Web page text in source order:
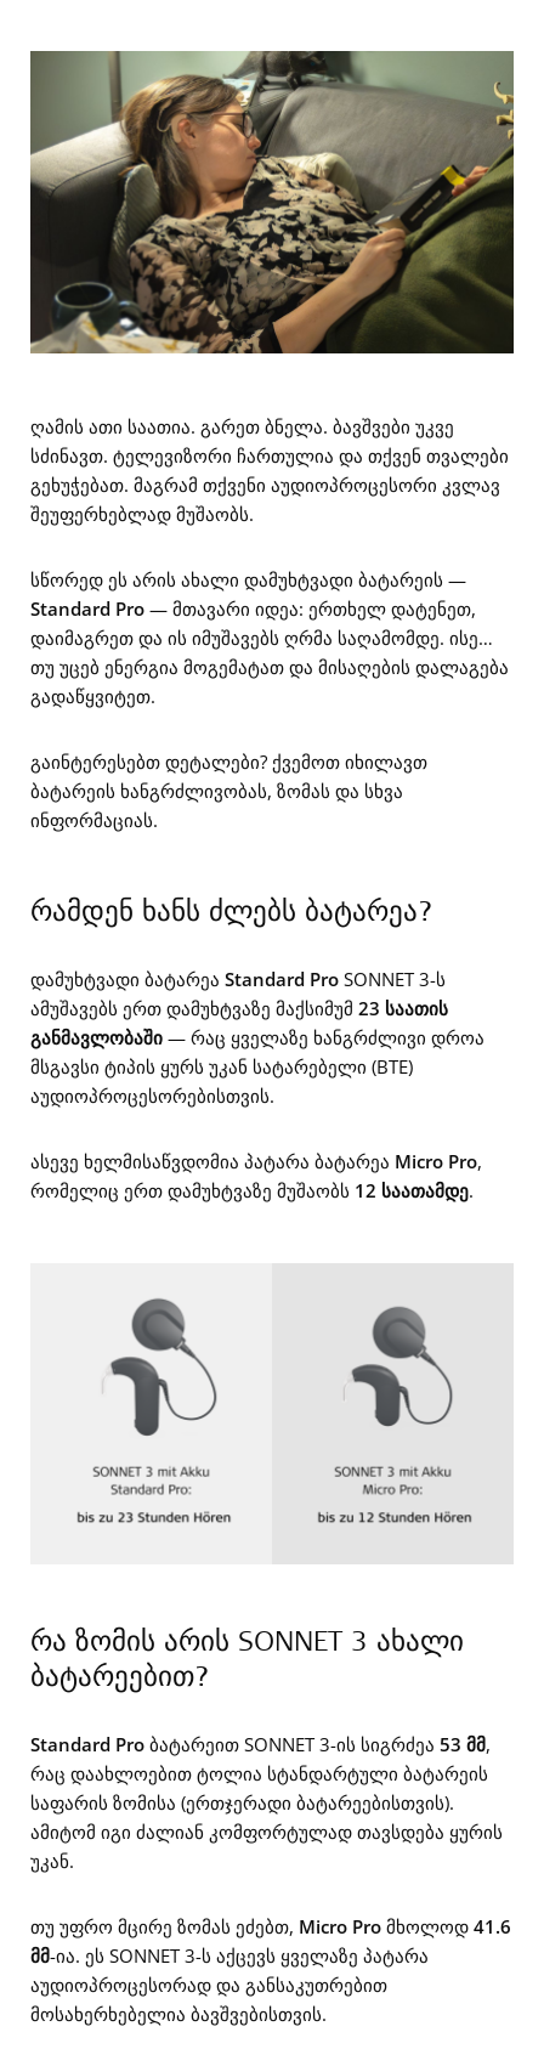
ღამის ათი საათია. გარეთ ბნელა. ბავშვები უკვე
სძინავთ. ტელევიზორი ჩართულია და თქვენ თვალები
გეხუჭებათ. მაგრამ თქვენი აუდიოპროცესორი კვლავ
შეუფერხებლად მუშაობს.
სწორედ ეს არის ახალი დამუხტვადი ბატარეის —
Standard Pro — მთავარი იდეა: ერთხელ დატენეთ,
დაიმაგრეთ და ის იმუშავებს ღრმა საღამომდე. ისე…
თუ უცებ ენერგია მოგემატათ და მისაღების დალაგება
გადაწყვიტეთ.
გაინტერესებთ დეტალები? ქვემოთ იხილავთ
ბატარეის ხანგრძლივობას, ზომას და სხვა
ინფორმაციას.
რამდენ ხანს ძლებს ბატარეა?
დამუხტვადი ბატარეა Standard Pro SONNET 3-ს
ამუშავებს ერთ დამუხტვაზე მაქსიმუმ 23 საათის
განმავლობაში — რაც ყველაზე ხანგრძლივი დროა
მსგავსი ტიპის ყურს უკან სატარებელი (BTE)
აუდიოპროცესორებისთვის.
ასევე ხელმისაწვდომია პატარა ბატარეა Micro Pro,
რომელიც ერთ დამუხტვაზე მუშაობს 12 საათამდე.
რა ზომის არის SONNET 3 ახალი
ბატარეებით?
Standard Pro ბატარეით SONNET 3-ის სიგრძეა 53 მმ,
რაც დაახლოებით ტოლია სტანდარტული ბატარეის
საფარის ზომისა (ერთჯერადი ბატარეებისთვის).
ამიტომ იგი ძალიან კომფორტულად თავსდება ყურის
უკან.
თუ უფრო მცირე ზომას ეძებთ, Micro Pro მხოლოდ 41.6
მმ-ია. ეს SONNET 3-ს აქცევს ყველაზე პატარა
აუდიოპროცესორად და განსაკუთრებით
მოსახერხებელია ბავშვებისთვის.